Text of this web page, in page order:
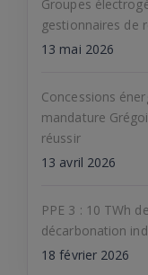
Groupes
gestionnaires de
13 mai 2026
Concessions
mandature
réussir
13 avril 2026
PPE 3 : 10 TWh
décarbonation
18 février 2026